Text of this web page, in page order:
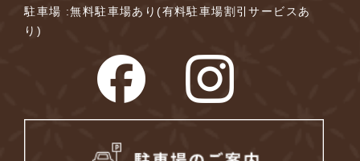
駐車場 :無料駐車場あり(有料駐車場割引サービスあ
り)